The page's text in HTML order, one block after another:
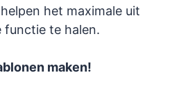
het maximale uit
functie te halen.
maken!